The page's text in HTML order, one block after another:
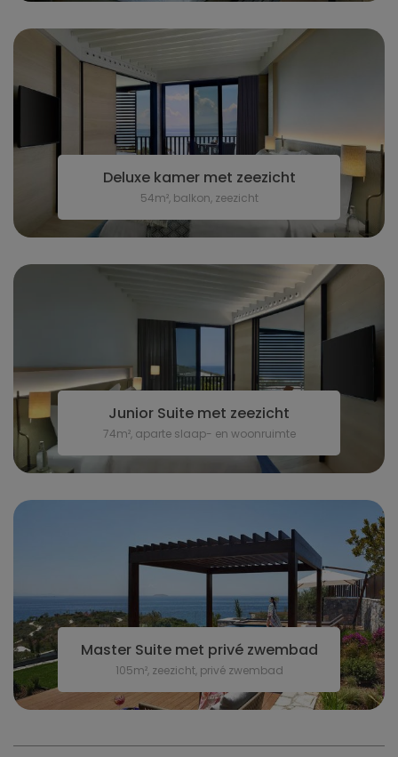
Deluxe kamer met zeezicht
54m², balkon, zeezicht
Junior Suite met zeezicht
74m², aparte slaap- en woonruimte
Master Suite met privé zwembad
105m², zeezicht, privé zwembad